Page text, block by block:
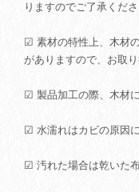
りますのでご了承くださ
☑ 素材の特性上、木材
がありますので、お取
☑ 製品加工の際、木材
☑ 水濡れはカビの原因
☑ 汚れた場合は乾いた